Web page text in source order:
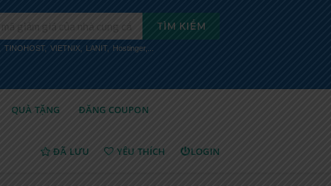
TÌM KIẾM
TINOHOST VIETNIX LANIT Hostinger,...
QUÀ TẶNG ĐĂNG COUPON
ĐÃ LƯU YÊU THÍCH LOGIN